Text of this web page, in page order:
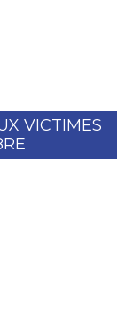
VICTIMES